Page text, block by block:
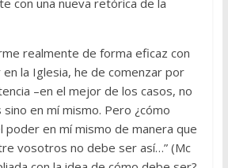
con una nueva retórica de la
realmente de forma eficaz con
la Iglesia, he de comenzar por
–en el mejor de los casos, no
en mí mismo. Pero ¿cómo
poder en mí mismo de manera que
vosotros no debe ser así…” (Mc